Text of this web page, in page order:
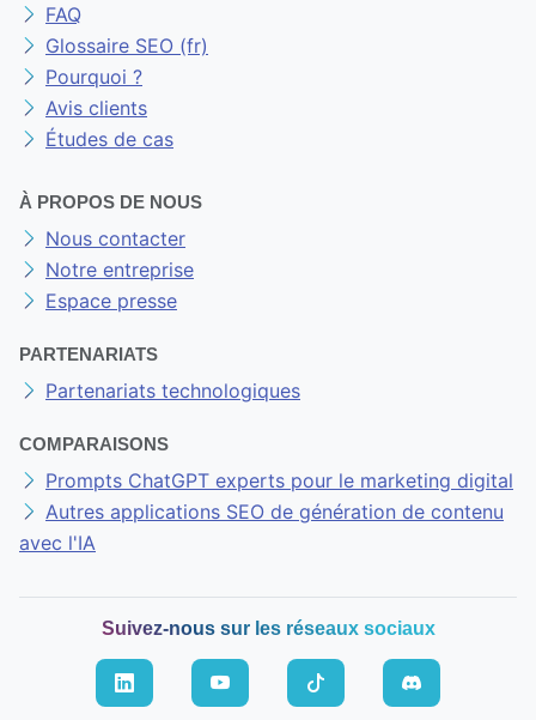
FAQ
Glossaire SEO (fr)
Pourquoi ?
Avis clients
Études de cas
À PROPOS DE NOUS
Nous contacter
Notre entreprise
Espace presse
PARTENARIATS
Partenariats technologiques
COMPARAISONS
Prompts ChatGPT experts pour le marketing digital
Autres applications SEO de génération de contenu
avec l'IA
Suivez-nous sur les réseaux sociaux